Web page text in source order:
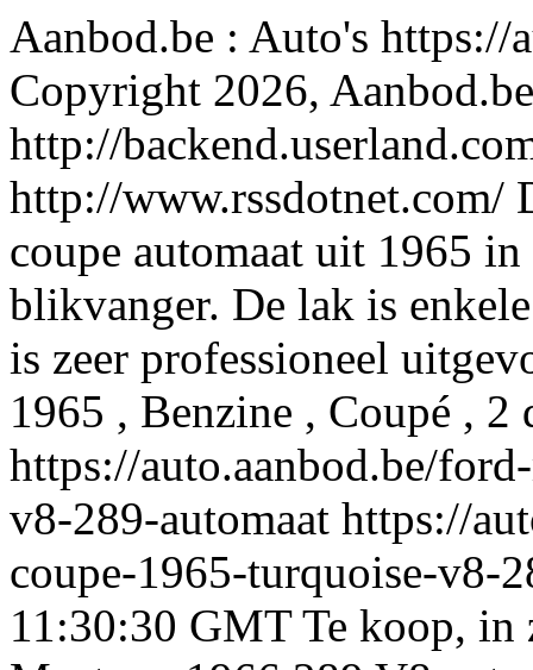
Aanbod.be : Auto's https://
Copyright 2026, Aanbod.be
http://
http://www.rssdotnet.com/
coupe automaat uit 1965
blikvanger. De lak is
is zeer professioneel
1965 , Benzine , Coupé , 2
https://auto.aanbod.be/
v8-289-automaat https://
coupe-1965-turquoise-v8-
11:30:30 GMT Te koop, in